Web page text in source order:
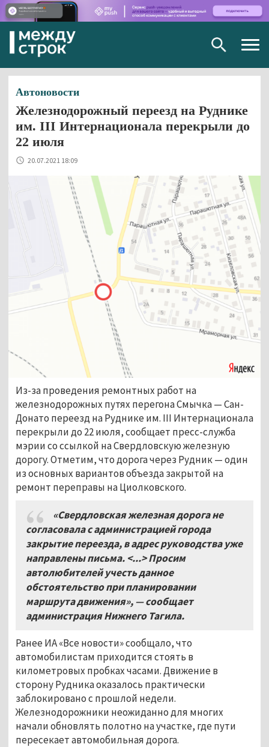
Автоновости
Железнодорожный переезд на Руднике
им. III Интернационала перекрыли до
22 июля
20.07.2021 18:09
Из-за проведения ремонтных работ на
железнодорожных путях перегона Смычка—Сан-
Донато переезд на Руднике им. III Интернационала
перекрыли до 22 июля, сообщает пресс-служба
мэрии со ссылкой на Свердловскую железную
дорогу. Отметим, что дорога через Рудник—один
из основных вариантов объезда закрытой на
ремонт переправы на Циолковского.
«Свердловская железная дорога не
согласовала с администрацией города
закрытие переезда, в адрес руководства уже
направлены письма. <...> Просим
автолюбителей учесть данное
обстоятельство при планировании
маршрута движения», — сообщает
администрация Нижнего Тагила.
Ранее ИА «Все новости» сообщало, что
автомобилистам приходится стоять в
километровых пробках часами. Движение в
сторону Рудника оказалось практически
заблокировано с прошлой недели.
Железнодорожники неожиданно для многих
начали обновлять полотно на участке, где пути
пересекает автомобильная дорога.